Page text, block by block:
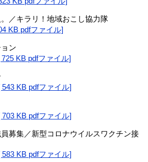
／キラリ！地域おこし協力隊
KB pdfファイル]
ン
725 KB pdfファイル]
543 KB pdfファイル]
703 KB pdfファイル]
募集／新型コロナウイルスワクチン接
583 KB pdfファイル]